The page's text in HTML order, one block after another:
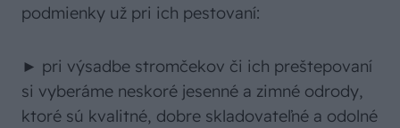
podmienky už pri ich pestovaní:
► pri výsadbe stromčekov či ich preštepovaní
si vyberáme neskoré jesenné a zimné odrody,
ktoré sú kvalitné, dobre skladovateľné a odolné